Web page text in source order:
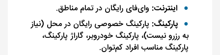
اینترنت: وای‌فای رایگان در تمام مناطق.
پارکینگ: پارکینگ خصوصی رایگان در محل (نیاز
به رزرو نیست)، پارکینگ خودروبر، گاراژ پارکینگ،
پارکینگ مناسب افراد کم‌توان.